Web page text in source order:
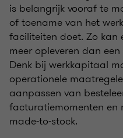
is belangrijk vooraf te
of toename van het
faciliteiten doet. Zo kan
meer opleveren dan
Denk bij werkkapitaal
operationele
aanpassen van
facturatiemomenten en
made-to-stock.